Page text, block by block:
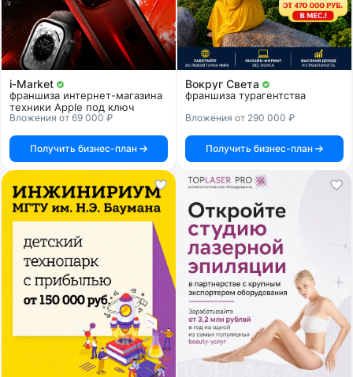
i‑Market
франшиза интернет-магазина
техники Apple под ключ
Вложения от 69 000 ₽
Получить бизнес-план
Вокруг Света
франшиза турагентства
Вложения от 290 000 ₽
Получить бизнес-план